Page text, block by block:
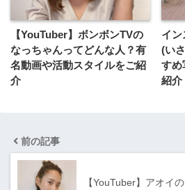
【YouTuber】ボンボンTVの
なっちゃんってどんな⼈？有
名動画や活動スタイルをご紹
介
イン
(い
すめ
紹介
前の記事
【YouTuber】アオイ